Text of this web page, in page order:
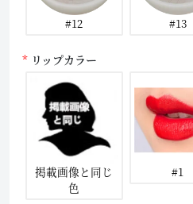
#12 #13
リップカラー
掲載画像と同じ
色
#1